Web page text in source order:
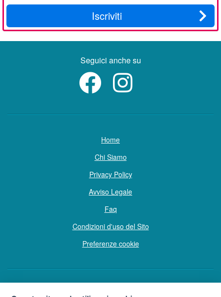
Iscriviti
Seguici anche su
Home
Chi Siamo
Privacy Policy
Avviso Legale
Faq
Condizioni d'uso del Sito
Preferenze cookie
Copyright © Tutti i diritti sono riservati